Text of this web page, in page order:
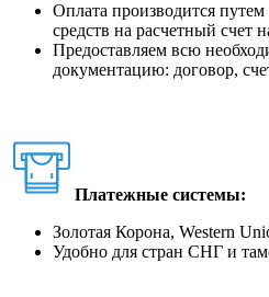
Оплата производится
средств на расчетный счет
Предоставляем всю
документацию: договор,
Платежные системы:
Золотая Корона, Western
Удобно для стран СНГ и